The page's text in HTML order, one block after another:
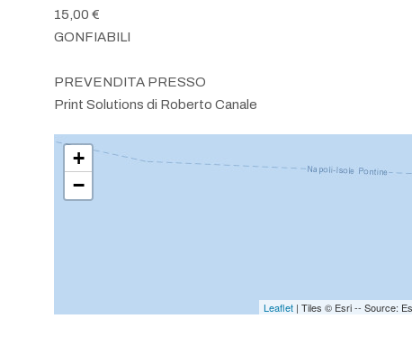
15,00 €
GONFIABILI
PREVENDITA PRESSO
Print Solutions di Roberto Canale
+
−
Leaflet | Tiles © Esri -- Source: